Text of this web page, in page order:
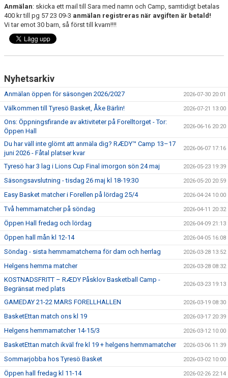
Anmälan: skicka ett mail till Sara med namn och Camp, samtidigt betalas
400 kr till pg 57 23 09-3 anmälan registreras när avgiften är betald!
Vi tar emot 30 barn, så först till kvarn!!!!
Nyhetsarkiv
Anmälan öppen för säsongen 2026/2027 2026-07-30 20:01
Välkommen till Tyresö Basket, Åke Bärlin! 2026-07-21 13:00
Ons: Öppningsfirande av aktiviteter på Forelltorget - Tor:
Öppen Hall
2026-06-16 20:20
Du har väll inte glömt att anmäla dig? RÆDY™ Camp 13–17
juni 2026 - Fåtal platser kvar
2026-06-07 17:16
Tyresö har 3 lag i Lions Cup Final imorgon sön 24 maj 2026-05-23 19:39
Säsongsavslutning - tisdag 26 maj kl 18-19:30 2026-05-20 20:59
Easy Basket matcher i Forellen på lördag 25/4 2026-04-24 10:00
Två hemmamatcher på söndag 2026-04-11 20:32
Öppen Hall fredag och lördag 2026-04-09 21:13
Öppen hall mån kl 12-14 2026-04-05 16:08
Söndag - sista hemmamatcherna för dam och herrlag 2026-03-28 13:52
Helgens hemma matcher 2026-03-28 08:32
KOSTNADSFRITT – RÆDY Påsklov Basketball Camp -
Begränsat med plats
2026-03-23 19:13
GAMEDAY 21-22 MARS FORELLHALLEN 2026-03-19 08:30
BasketEttan match ons kl 19 2026-03-17 20:39
Helgens hemmamatcher 14-15/3 2026-03-12 10:00
BasketEttan match ikväl fre kl 19 + helgens hemmamatcher 2026-03-06 11:39
Sommarjobba hos Tyresö Basket 2026-03-02 10:00
Öppen hall fredag kl 11-14 2026-02-26 22:14